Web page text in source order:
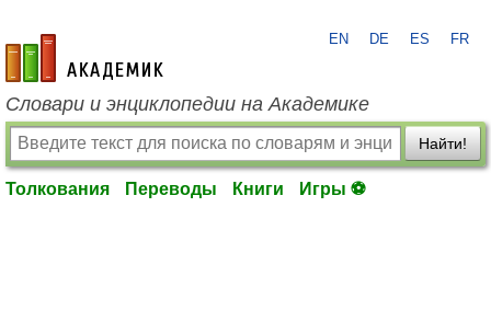
academic.ru
EN DE ES FR
Словари и энциклопедии на Академике
Найти!
Толкования Переводы Книги Игры ⚽